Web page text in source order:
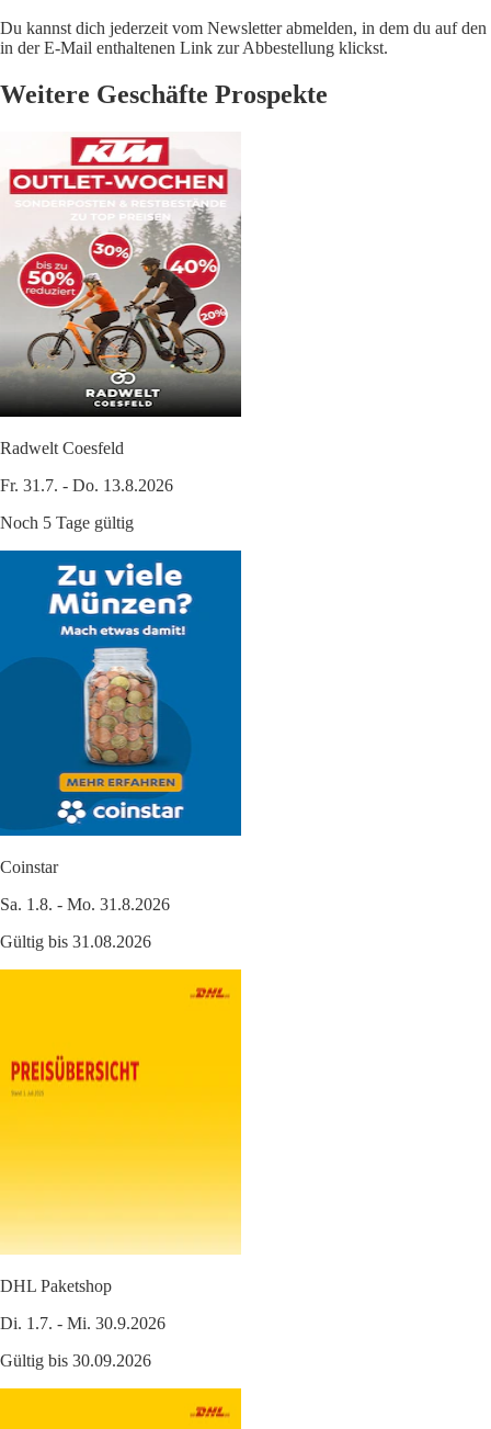
Du kannst dich jederzeit vom Newsletter abmelden, in dem du auf den
in der E-Mail enthaltenen Link zur Abbestellung klickst.
Weitere Geschäfte Prospekte
Radwelt Coesfeld
Fr. 31.7. - Do. 13.8.2026
Noch 5 Tage gültig
Coinstar
Sa. 1.8. - Mo. 31.8.2026
Gültig bis 31.08.2026
DHL Paketshop
Di. 1.7. - Mi. 30.9.2026
Gültig bis 30.09.2026